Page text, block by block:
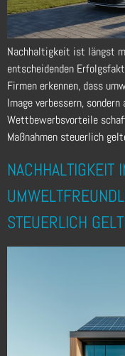
Nachhaltigkeit ist längst
entscheidenden
Firmen erkennen, dass
Image verbessern,
Wettbewerbsvorteile
Maßnahmen steuerlich
TEUERLICH